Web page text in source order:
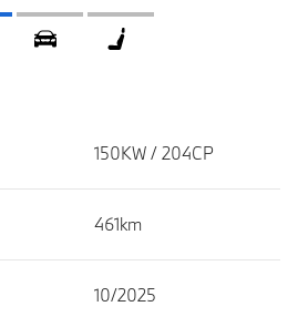
Galerie 360 ° Exterior
150KW / 204CP
461km
10/2025